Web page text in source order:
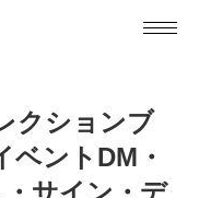
クションブ
ベントDM・
サイン・デ